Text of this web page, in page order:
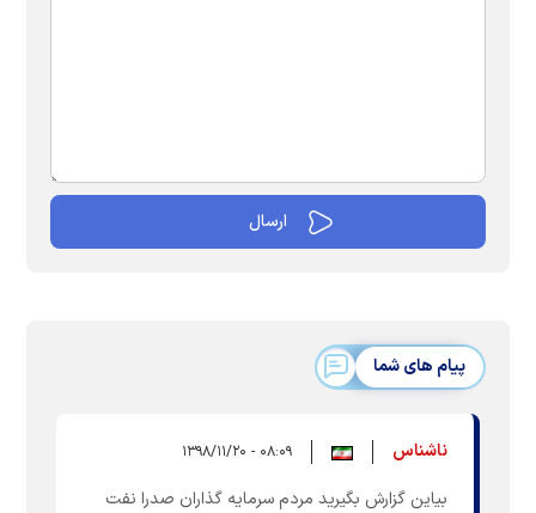
پیام های شما
ناشناس ۰۸:۰۹ - ۱۳۹۸/۱۱/۲۰
بیاین گزارش بگیرید مردم سرمایه گذاران صدرا نفت